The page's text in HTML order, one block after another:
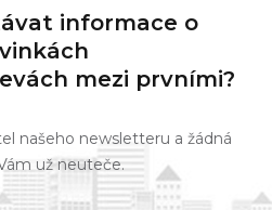
informace o
mezi prvními?
našeho newsletteru a žádná
už neuteče.